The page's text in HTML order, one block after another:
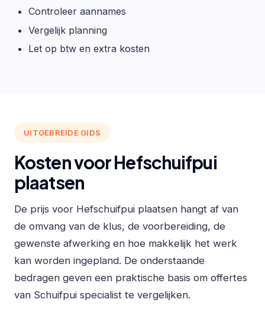
Controleer aannames
Vergelijk planning
Let op btw en extra kosten
UITGEBREIDE GIDS
Kosten voor Hefschuifpui
plaatsen
De prijs voor Hefschuifpui plaatsen hangt af van
de omvang van de klus, de voorbereiding, de
gewenste afwerking en hoe makkelijk het werk
kan worden ingepland. De onderstaande
bedragen geven een praktische basis om offertes
van Schuifpui specialist te vergelijken.